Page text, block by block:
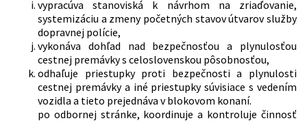
vypracúva stanoviská k návrhom na zriaďovanie,
systemizáciu a zmeny početných stavov útvarov služby
dopravnej polície,
vykonáva dohľad nad bezpečnosťou a plynulosťou
cestnej premávky s celoslovenskou pôsobnosťou,
odhaľuje priestupky proti bezpečnosti a plynulosti
cestnej premávky a iné priestupky súvisiace s vedením
vozidla a tieto prejednáva v blokovom konaní.
po odbornej stránke, koordinuje a kontroluje činnosť